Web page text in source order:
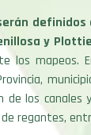
y
los mapeos.
los canales
regantes,